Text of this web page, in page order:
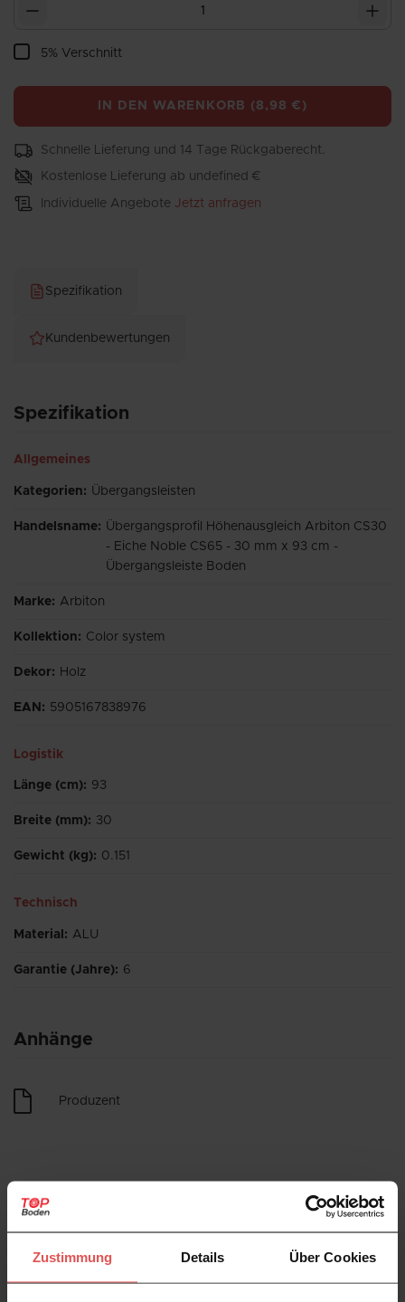
Zustimmung Details Über Cookies
5% Verschnitt
IN DEN WARENKORB ( 8,98 € )
Schnelle Lieferung und 14 Tage Rückgaberecht.
Kostenlose Lieferung ab undefined €
Individuelle Angebote Jetzt anfragen
Spezifikation
Kundenbewertungen
Spezifikation
Allgemeines
Kategorien: Übergangsleisten
Handelsname: Übergangsprofil Höhenausgleich Arbiton CS30
- Eiche Noble CS65 - 30 mm x 93 cm -
Übergangsleiste Boden
Marke: Arbiton
Kollektion: Color system
Dekor: Holz
EAN : 5905167838976
Logistik
Länge (cm): 93
Breite (mm): 30
Gewicht (kg): 0.151
Technisch
Material : ALU
Garantie (Jahre): 6
Anhänge
Produzent
Kundenbewertungen
Verfügbare Varianten